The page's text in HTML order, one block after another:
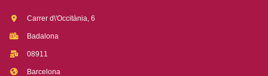
Carrer d\'Occitània, 6
Badalona
08911
Barcelona